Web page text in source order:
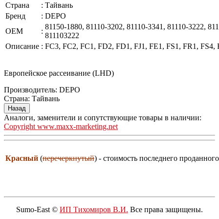
Страна
: Тайвань
Бренд
: DEPO
OEM
:
81150-1880, 81110-3202, 81110-3341, 81110-3222,
811103222
Описание : FC3, FC2, FC1, FD2, FD1, FJ1, FE1, FS1, FR1,
Европейское рассеивание (LHD)
Производитель: DEPO
Страна: Тайвань
Аналоги, заменители и сопутствующие товары в наличии:
Copyright www.maxx-marketing.net
Красный (перечеркнутый) - стоимость последнего
Sumo-East © ИП Тихомиров В.И. Все права защищены.